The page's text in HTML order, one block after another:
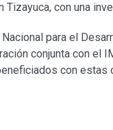
Tizayuca, con una
para el
conjunta con el
con estas